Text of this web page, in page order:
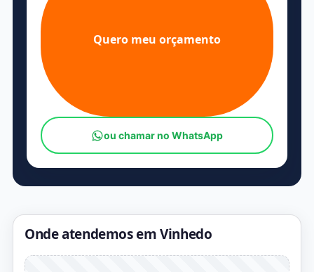
Quero meu orçamento
ou chamar no WhatsApp
Onde atendemos em Vinhedo